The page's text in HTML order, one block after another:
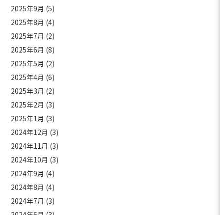
2025年9月 (5)
2025年8月 (4)
2025年7月 (2)
2025年6月 (8)
2025年5月 (2)
2025年4月 (6)
2025年3月 (2)
2025年2月 (3)
2025年1月 (3)
2024年12月 (3)
2024年11月 (3)
2024年10月 (3)
2024年9月 (4)
2024年8月 (4)
2024年7月 (3)